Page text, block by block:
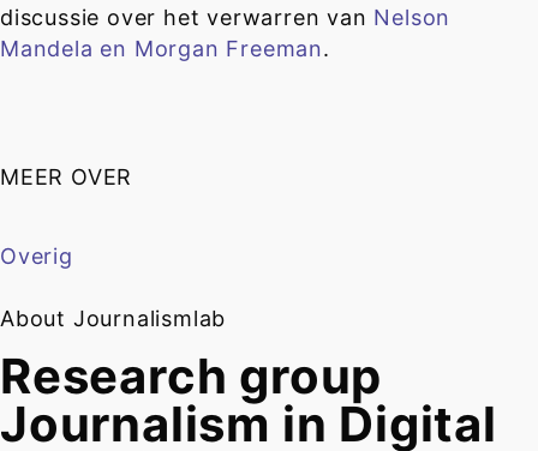
discussie over het verwarren van Nelson
Mandela en Morgan Freeman.
MEER OVER
Overig
About Journalismlab
Research group
Journalism in Digital